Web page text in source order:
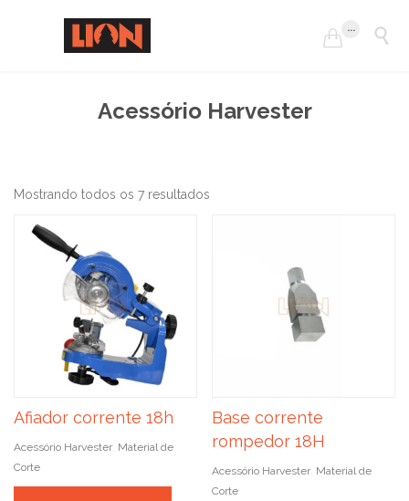

... 
Acessório Harvester
Mostrando todos os 7 resultados
Afiador corrente 18h
Acessório Harvester Material de
Corte
Base corrente
rompedor 18H
Acessório Harvester Material de
Corte